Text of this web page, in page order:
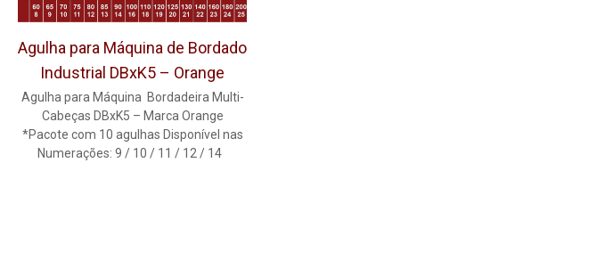
Agulha para Máquina de Bordado
Industrial DBxK5 – Orange
Agulha para Máquina Bordadeira Multi-
Cabeças DBxK5 – Marca Orange
*Pacote com 10 agulhas Disponível nas
Numerações: 9 / 10 / 11 / 12 / 14